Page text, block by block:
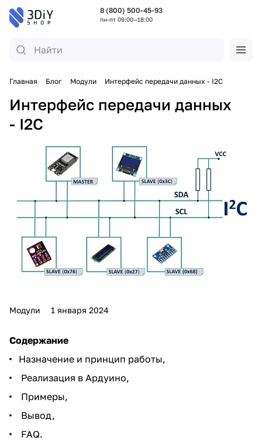
8 (800) 500-45-93
пн-пт 09:00—18:00
Главная Блог Модули Интерфейс передачи данных - I2C
Интерфейс передачи данных
- I2C
Модули 1 января 2024
Содержание
Назначение и принцип работы,
Реализация в Ардуино,
Примеры,
Вывод,
FAQ.